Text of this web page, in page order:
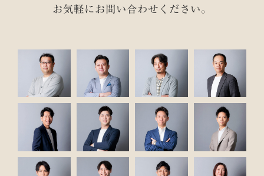
お気軽にお問い合わせください。